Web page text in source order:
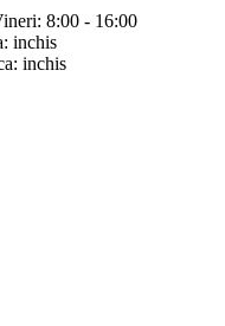
8:00 - 16:00
inchis
inchis